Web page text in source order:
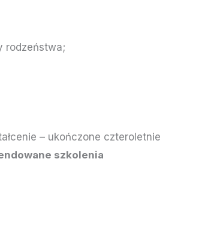
rodzeństwa;
– ukończone czteroletnie
szkolenia